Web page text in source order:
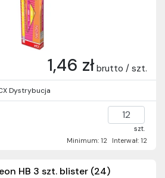
1,46 zł brutto / szt.
Dystrybucja
szt.
Minimum: 12
Interwał: 12
HB 3 szt. blister (24)